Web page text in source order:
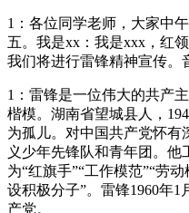
1：各位同学老师，大家中
五。我是xx：我是xxx，红
我们将进行雷锋精神宣传。
1：雷锋是一位伟大的共产
楷模。湖南省望城县人，
为孤儿。对中国共产党怀有
义少年先锋队和青年团。
为“红旗手”“工作模范”“劳
设积极分子”。雷锋1960年
产党。